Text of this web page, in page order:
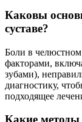
Каковы
суставе?
Боли в
факторами,
зубами),
диагностику,
подходящее